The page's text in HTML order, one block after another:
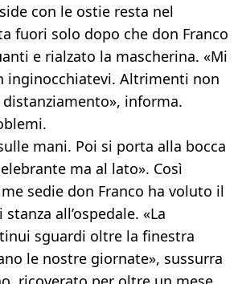
con le ostie resta nel
fuori solo dopo che don Franco
e rialzato la mascherina. «Mi
inginocchiatevi. Altrimenti non
informa.
mani. Poi si porta alla bocca
ma al lato». Così
sedie don Franco ha voluto il
all’ospedale. «La
sguardi oltre la finestra
le nostre giornate», sussurra